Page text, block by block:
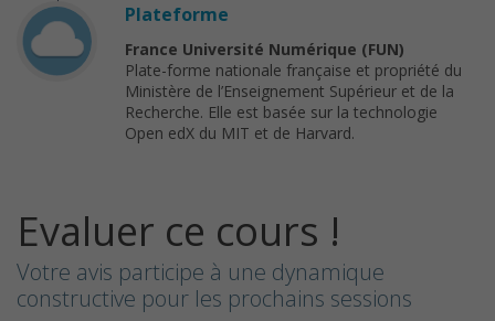
Plateforme
France Université Numérique (FUN)
Plate-forme nationale française et propriété du
Ministère de l’Enseignement Supérieur et de la
Recherche. Elle est basée sur la technologie
Open edX du MIT et de Harvard.
Evaluer ce cours !
Votre avis participe à une dynamique
constructive pour les prochains sessions